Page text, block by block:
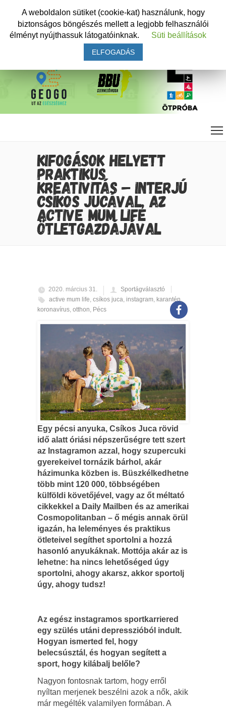
KIFOGÁSOK HELYETT
PRAKTIKUS
KREATIVITÁS – INTERJÚ
CSÍKOS JUCÁVAL, AZ
ACTIVE MUM LIFE
ÖTLETGAZDÁJÁVAL
2020. március 31.
Sportágválasztó
active mum life, csíkos juca, instagram, karantén,
koronavírus, otthon, Pécs
Egy pécsi anyuka, Csíkos Juca rövid
idő alatt óriási népszerűségre tett szert
az Instagramon azzal, hogy szupercuki
gyerekeivel tornázik bárhol, akár
házimunka közben is. Büszkélkedhetne
több mint 120 000, többségében
külföldi követőjével, vagy az őt méltató
cikkekkel a Daily Mailben és az amerikai
Cosmopolitanban – ő mégis annak örül
igazán, ha leleményes és praktikus
ötleteivel segíthet sportolni a hozzá
hasonló anyukáknak. Mottója akár az is
lehetne: ha nincs lehetőséged úgy
sportolni, ahogy akarsz, akkor sportolj
úgy, ahogy tudsz!
Az egész instagramos sportkarriered
egy szülés utáni depresszióból indult.
Hogyan ismerted fel, hogy
belecsúsztál, és hogyan segített a
sport, hogy kilábalj belőle?
Nagyon fontosnak tartom, hogy erről
nyíltan merjenek beszélni azok a nők, akik
már megélték valamilyen formában. A
A weboldalon sütiket (cookie-kat) használunk, hogy
biztonságos böngészés mellett a legjobb felhasználói
élményt nyújthassuk látogatóinknak.
Süti beállítások
ELFOGADÁS